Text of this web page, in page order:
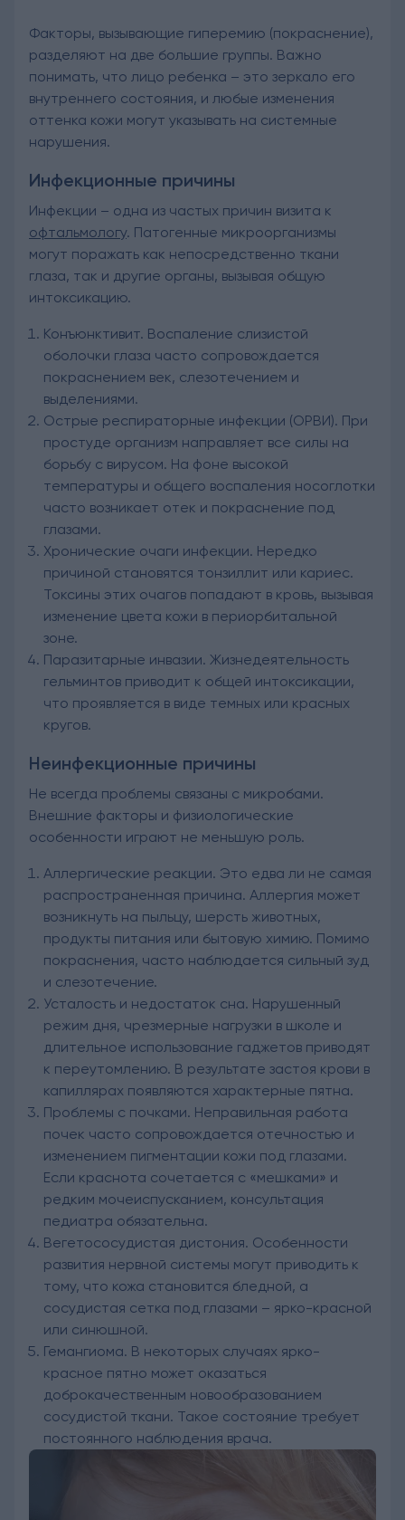
Факторы, вызывающие гиперемию (покраснение),
разделяют на две большие группы. Важно
понимать, что лицо ребенка – это зеркало его
внутреннего состояния, и любые изменения
оттенка кожи могут указывать на системные
нарушения.
Инфекционные причины
Инфекции – одна из частых причин визита к
офтальмологу. Патогенные микроорганизмы
могут поражать как непосредственно ткани
глаза, так и другие органы, вызывая общую
интоксикацию.
Конъюнктивит. Воспаление слизистой
оболочки глаза часто сопровождается
покраснением век, слезотечением и
выделениями.
Острые респираторные инфекции (ОРВИ). При
простуде организм направляет все силы на
борьбу с вирусом. На фоне высокой
температуры и общего воспаления носоглотки
часто возникает отек и покраснение под
глазами.
Хронические очаги инфекции. Нередко
причиной становятся тонзиллит или кариес.
Токсины этих очагов попадают в кровь, вызывая
изменение цвета кожи в периорбитальной
зоне.
Паразитарные инвазии. Жизнедеятельность
гельминтов приводит к общей интоксикации,
что проявляется в виде темных или красных
кругов.
Неинфекционные причины
Не всегда проблемы связаны с микробами.
Внешние факторы и физиологические
особенности играют не меньшую роль.
Аллергические реакции. Это едва ли не самая
распространенная причина. Аллергия может
возникнуть на пыльцу, шерсть животных,
продукты питания или бытовую химию. Помимо
покраснения, часто наблюдается сильный зуд
и слезотечение.
Усталость и недостаток сна. Нарушенный
режим дня, чрезмерные нагрузки в школе и
длительное использование гаджетов приводят
к переутомлению. В результате застоя крови в
капиллярах появляются характерные пятна.
Проблемы с почками. Неправильная работа
почек часто сопровождается отечностью и
изменением пигментации кожи под глазами.
Если краснота сочетается с «мешками» и
редким мочеиспусканием, консультация
педиатра обязательна.
Вегетососудистая дистония. Особенности
развития нервной системы могут приводить к
тому, что кожа становится бледной, а
сосудистая сетка под глазами – ярко-красной
или синюшной.
Гемангиома. В некоторых случаях ярко-
красное пятно может оказаться
доброкачественным новообразованием
сосудистой ткани. Такое состояние требует
постоянного наблюдения врача.